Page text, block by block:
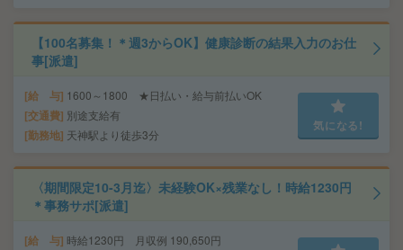
【100名募集！＊週3からOK】健康診断の結果入力のお仕
事[派遣]
給 与 1600～1800 ★日払い・給与前払いOK
交通費 別途支給有
勤務地 天神駅より徒歩3分
気になる!
〈期間限定10-3月迄〉未経験OK×残業なし！時給1230円
＊事務サポ[派遣]
給 与 時給1230円 月収例 190,650円